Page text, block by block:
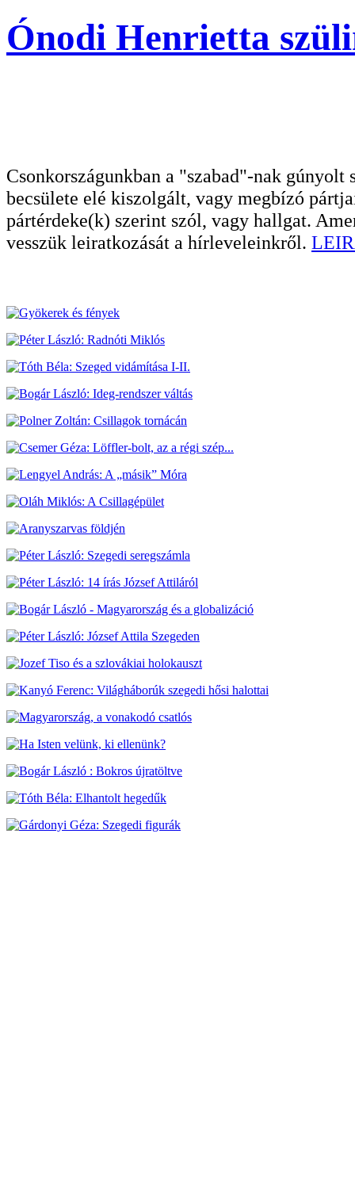
Ónodi Henrietta
Csonkországunkban a "szabad"-nak
becsülete elé kiszolgált, vagy megbízó
pártérdeke(k) szerint szól, vagy hallgat.
vesszük leiratkozását a hírleveleinkről.